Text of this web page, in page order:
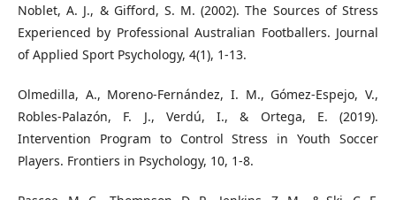
Noblet, A. J., & Gifford, S. M. (2002). The Sources of Stress
Experienced by Professional Australian Footballers. Journal
of Applied Sport Psychology, 4(1), 1-13.
Olmedilla, A., Moreno-Fernández, I. M., Gómez-Espejo, V.,
Robles-Palazón, F. J., Verdú, I., & Ortega, E. (2019).
Intervention Program to Control Stress in Youth Soccer
Players. Frontiers in Psychology, 10, 1-8.